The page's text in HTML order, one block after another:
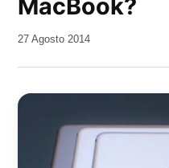
MacBook?
da
27 Agosto 2014